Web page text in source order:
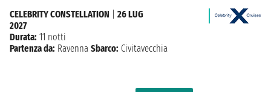
CELEBRITY CONSTELLATION
26 LUG
2027
Durata: 11 notti
Partenza da: Ravenna Sbarco: Civitavecchia